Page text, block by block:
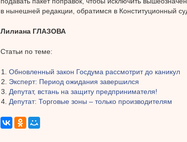
в нынешней редакции, обратимся в Конституционный
Лилиана ГЛАЗОВА
Статьи по теме:
Обновленный закон Госдума рассмотрит до каникул
Эксперт: Период ожидания завершился
Депутат, встань на защиту предпринимателя!
Депутат: Торговые зоны – только производителям